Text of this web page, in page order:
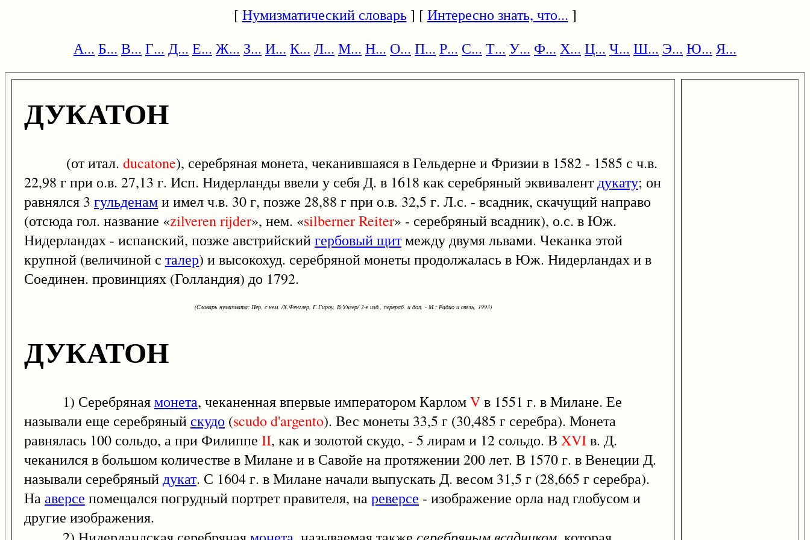
[Нумизматический словарь] [Интересно знать, что... ]
А... Б... В... Г... Д... Е... Ж... З... И... К... Л... М... Н... О... П... Р... С... Т... У... Ф... Х... Ц... Ч... Ш... Э... Ю... Я...
ДУКАТОН
(от итал. ducatone), серебряная монета, чеканившаяся в Гельдерне и Фризии в 1582 - 1585 с ч.в.
22,98 г при о.в. 27,13 г. Исп. Нидерланды ввели у себя Д. в 1618 как серебряный эквивалентдукату; он
равнялся 3 гульденами имел ч.в. 30 г, позже 28,88 г при о.в. 32,5 г. Л.с. - всадник, скачущий направо
(отсюда гол. название «zilverenrijder», нем. «silbernerReiter» - серебряный всадник), о.с. в Юж.
Нидерландах - испанский, позже австрийскийгербовый щитмежду двумя львами. Чеканка этой
крупной (величиной с талер) и высокохуд. серебряной монеты продолжалась в Юж. Нидерландах и в
Соединен. провинциях (Голландия) до 1792.
(Словарь нумизмата: Пер. с нем. /Х.Фенглер, Г.Гироу, В.Унгер/ 2-е изд., перераб. и доп. - М.: Радио и связь, 1993)
ДУКАТОН
1) Серебрянаямонета, чеканенная впервые императором КарломVв 1551 г. в Милане. Ее
называли еще серебряный скудо (scudod'argento). Вес монеты 33,5 г (30,485 г серебра). Монета
равнялась 100 сольдо, а при Филиппе II, как и золотой скудо, - 5 лирам и 12 сольдо. В XVIв. Д.
чеканился в большом количестве в Милане и в Савойе на протяжении 200 лет. В 1570 г. в Венеции Д.
называли серебряныйдукат. С 1604 г. в Милане начали выпускать Д. весом 31,5 г (28,665 г серебра).
Нааверсе помещался погрудный портрет правителя, нареверсе - изображение орла над глобусом и
другие изображения.